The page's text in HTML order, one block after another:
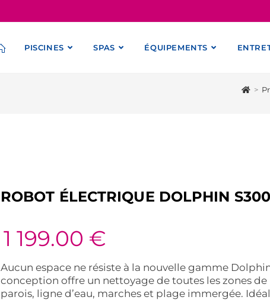
PISCINES SPAS ÉQUIPEMENTS
>
ROBOT ÉLECTRIQUE DOLPHIN
1 199.00 €
Aucun espace ne résiste à la nouvelle gamme
conception offre un nettoyage de toutes les zones de
parois, ligne d’eau, marches et plage immergée.